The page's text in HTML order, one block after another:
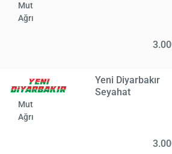
Mut
Ağrı
Yeni Diyarbakır
Seyahat
Mut
Ağrı